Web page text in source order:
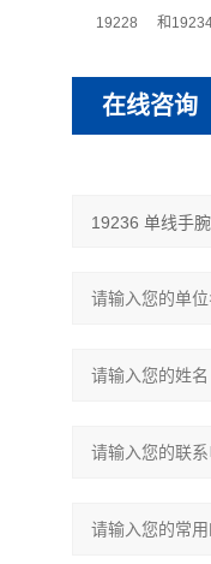
19228 和
在线咨询